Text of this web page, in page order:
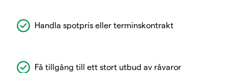
Handla spotpris eller terminskontrakt
Få tillgång till ett stort utbud av råvaror